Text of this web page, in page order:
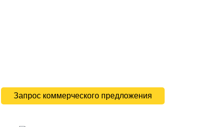
Запрос коммерческого предложения